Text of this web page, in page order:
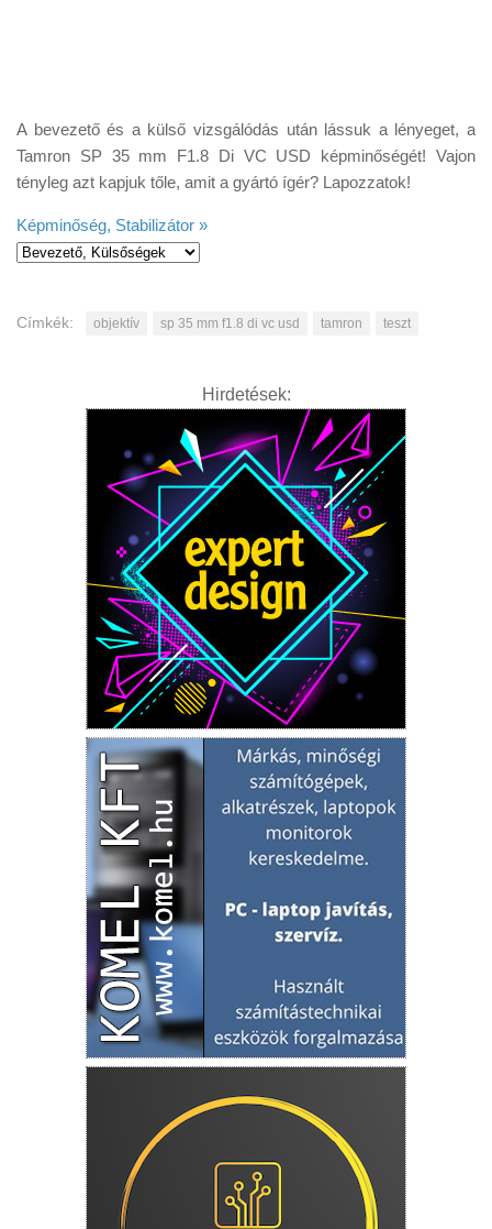
A bevezető és a külső vizsgálódás után lássuk a lényeget, a
Tamron SP 35 mm F1.8 Di VC USD képminőségét! Vajon
tényleg azt kapjuk tőle, amit a gyártó ígér? Lapozzatok!
Képminőség, Stabilizátor »
Címkék: objektív sp 35 mm f1.8 di vc usd tamron teszt
Hirdetések: